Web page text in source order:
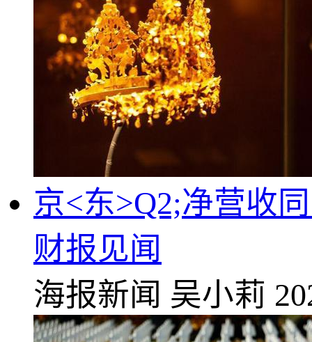
京<东>Q2;净营收
财报见闻
海报新闻 吴小莉